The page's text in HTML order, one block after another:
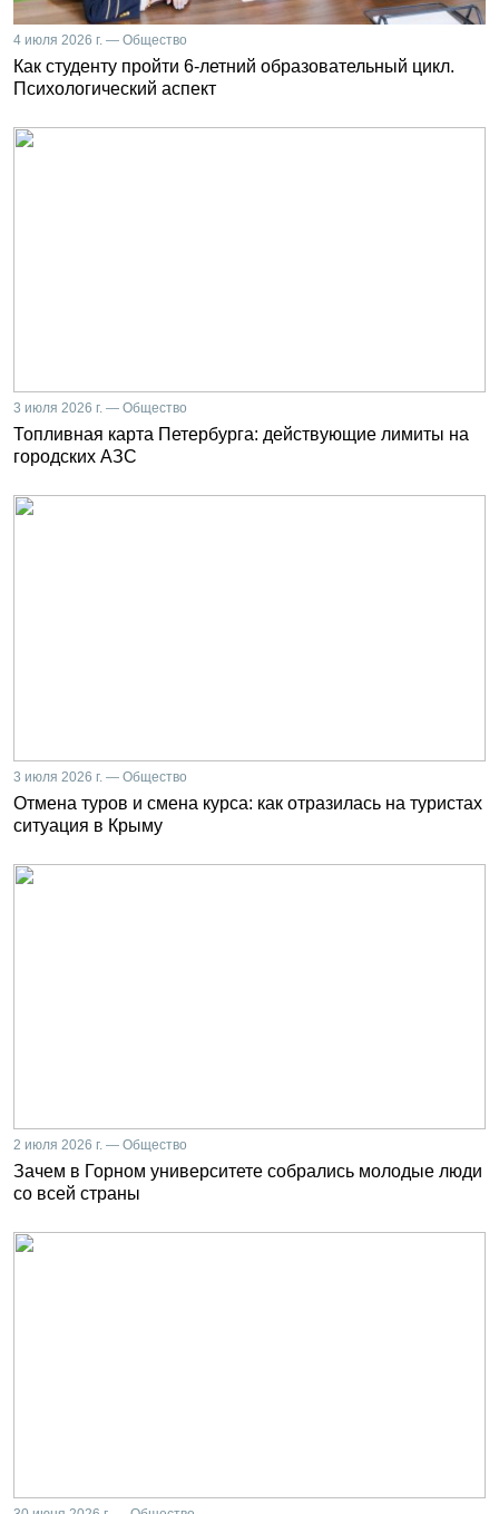
4 июля 2026 г. — Общество
Как студенту пройти 6-летний образовательный цикл.
Психологический аспект
3 июля 2026 г. — Общество
Топливная карта Петербурга: действующие лимиты на
городских АЗС
3 июля 2026 г. — Общество
Отмена туров и смена курса: как отразилась на туристах
ситуация в Крыму
2 июля 2026 г. — Общество
Зачем в Горном университете собрались молодые люди
со всей страны